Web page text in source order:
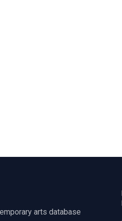
arts database